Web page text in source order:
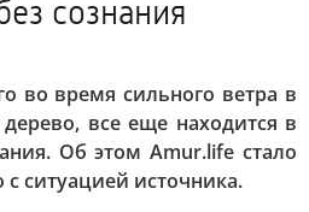
сознания
во время сильного ветра в
все еще находится в
Об этом Amur.life стало
с ситуацией источника.